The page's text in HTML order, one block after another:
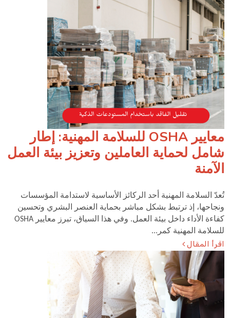
معايير OSHA للسلامة المهنية: إطار
شامل لحماية العاملين وتعزيز بيئة العمل
الآمنة
تُعدّ السلامة المهنية أحد الركائز الأساسية لاستدامة المؤسسات
ونجاحها، إذ ترتبط بشكل مباشر بحماية العنصر البشري وتحسين
كفاءة الأداء داخل بيئة العمل. وفي هذا السياق، تبرز معايير OSHA
للسلامة المهنية كمر...
اقرأ المقال